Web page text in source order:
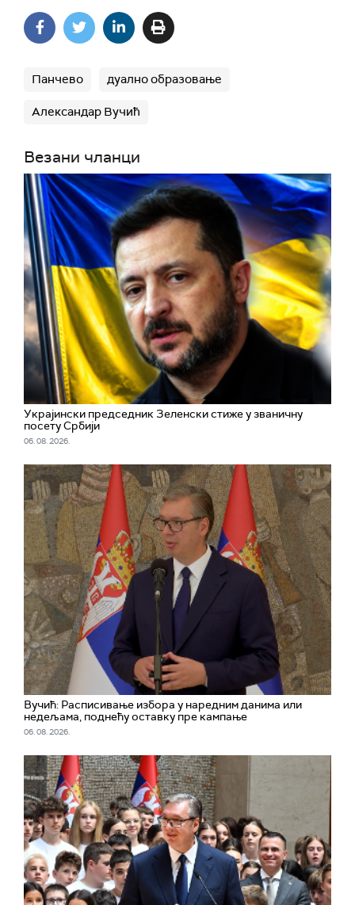
Панчево дуално образовање
Александар Вучић
Везани чланци
Украјински председник Зеленски стиже у званичну
посету Србији
06. 08. 2026.
Вучић: Расписивање избора у наредним данима или
недељама, поднећу оставку пре кампање
06. 08. 2026.